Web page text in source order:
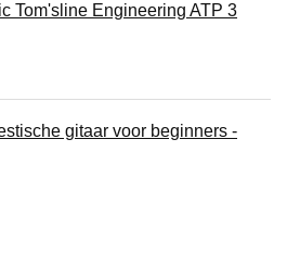
Tom'sline Engineering ATP 3
gitaar voor beginners -